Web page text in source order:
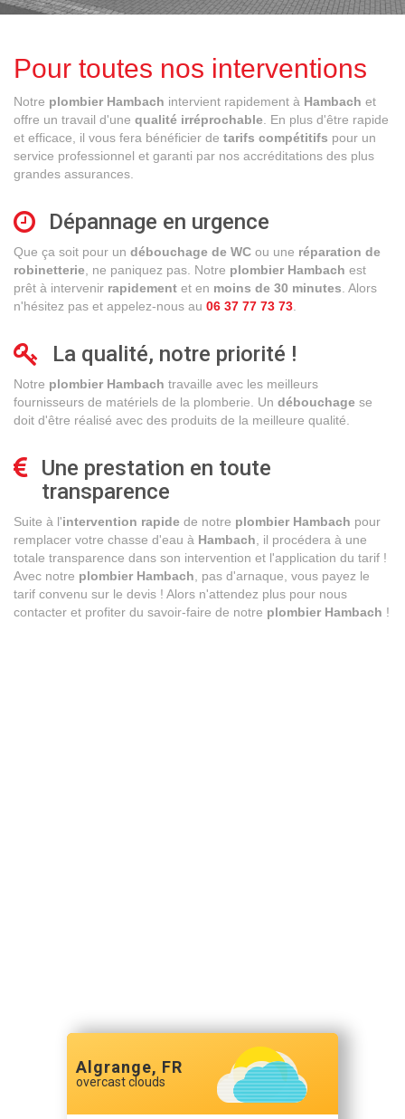
Pour toutes nos interventions
Notre plombier Hambach intervient rapidement à Hambach et
offre un travail d'une qualité irréprochable . En plus d'être rapide
et efficace, il vous fera bénéficier de tarifs compétitifs pour un
service professionnel et garanti par nos accréditations des plus
grandes assurances.
Dépannage en urgence
Que ça soit pour un débouchage de WC ou une réparation de
robinetterie , ne paniquez pas. Notre plombier Hambach est
prêt à intervenir rapidement et en moins de 30 minutes . Alors
n'hésitez pas et appelez-nous au 06 37 77 73 73
La qualité, notre priorité !
Notre plombier Hambach travaille avec les meilleurs
fournisseurs de matériels de la plomberie. Un débouchage se
doit d'être réalisé avec des produits de la meilleure qualité.
Une prestation en toute
transparence
Suite à l'intervention rapide de notre plombier Hambach pour
remplacer votre chasse d'eau à Hambach , il procédera à une
totale transparence dans son intervention et l'application du tarif !
Avec notre plombier Hambach , pas d'arnaque, vous payez le
tarif convenu sur le devis ! Alors n'attendez plus pour nous
contacter et profiter du savoir-faire de notre plombier Hambach !
Algrange, FR
overcast clouds